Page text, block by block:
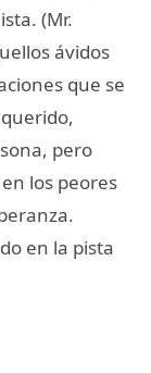
(Mr.
ávidos
que se
pero
los peores
en la pista